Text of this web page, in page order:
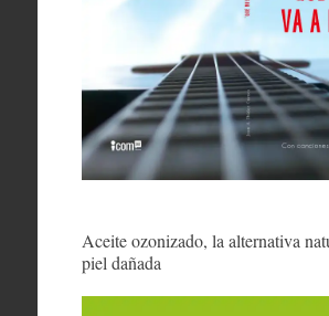
Aceite ozonizado, la alternativa
piel dañada